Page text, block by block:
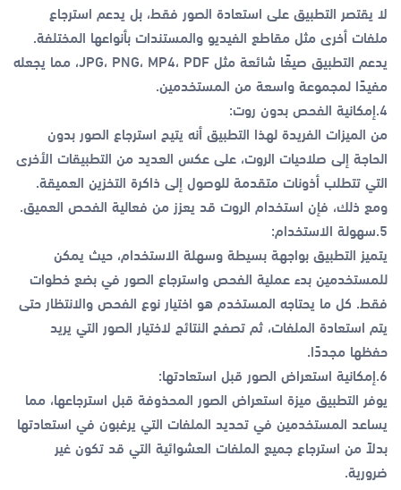
لا يقتصر التطبيق على استعادة الصور فقط، بل يدعم استرجاع
ملفات أخرى مثل مقاطع الفيديو والمستندات بأنواعها المختلفة.
يدعم التطبيق صيغًا شائعة مثل JPG، PNG، MP4، PDF، مما يجعله
مفيدًا لمجموعة واسعة من المستخدمين.
4.إمكانية الفحص بدون روت:
من الميزات الفريدة لهذا التطبيق أنه يتيح استرجاع الصور بدون
الحاجة إلى صلاحيات الروت، على عكس العديد من التطبيقات الأخرى
التي تتطلب أذونات متقدمة للوصول إلى ذاكرة التخزين العميقة.
ومع ذلك، فإن استخدام الروت قد يعزز من فعالية الفحص العميق.
5.سهولة الاستخدام:
يتميز التطبيق بواجهة بسيطة وسهلة الاستخدام، حيث يمكن
للمستخدمين بدء عملية الفحص واسترجاع الصور في بضع خطوات
فقط. كل ما يحتاجه المستخدم هو اختيار نوع الفحص والانتظار حتى
يتم استعادة الملفات، ثم تصفح النتائج لاختيار الصور التي يريد
حفظها مجددًا.
6.إمكانية استعراض الصور قبل استعادتها:
يوفر التطبيق ميزة استعراض الصور المحذوفة قبل استرجاعها، مما
يساعد المستخدمين في تحديد الملفات التي يرغبون في استعادتها
بدلاً من استرجاع جميع الملفات العشوائية التي قد تكون غير
ضرورية.